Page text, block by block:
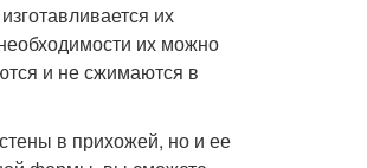
их
их можно
и не сжимаются в
в прихожей, но и ее